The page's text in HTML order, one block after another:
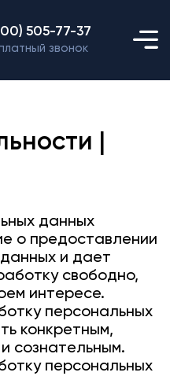
505-77-37
звонок
|
данных
о предоставлении
и дает
свободно,
интересе.
персональных
конкретным,
сознательным.
персональных